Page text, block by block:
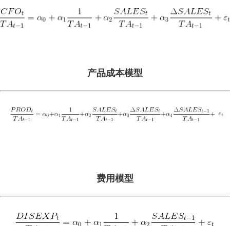
产品成本模型
费用模型